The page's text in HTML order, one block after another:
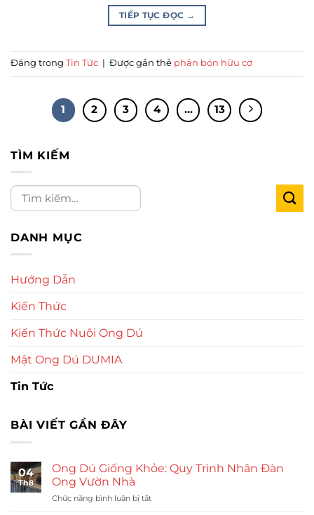
TIẾP TỤC ĐỌC →
Đăng trong Tin Tức | Được gắn thẻ phân bón hữu cơ
1 2 3 4 … 13
TÌM KIẾM
DANH MỤC
Hướng Dẫn
Kiến Thức
Kiến Thức Nuôi Ong Dú
Mật Ong Dú DUMIA
Tin Tức
BÀI VIẾT GẦN ĐÂY
04
Th8
Ong Dú Giống Khỏe: Quy Trình Nhân Đàn
Ong Vườn Nhà
Chức năng bình luận bị tắtở